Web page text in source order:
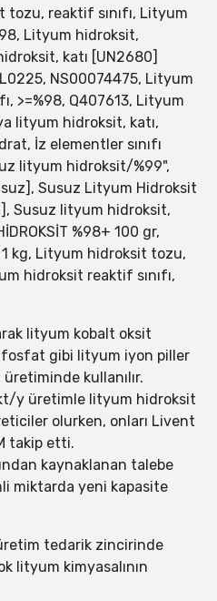
reaktif sınıfı, Lityum
Lityum hidroksit,
katı [UN2680]
L0225, NS00074475, Lityum
>=%98, Q407613, Lityum
lityum hidroksit, katı,
İz elementler sınıfı
lityum hidroksit/%99",
Susuz Lityum Hidroksit
Susuz lityum hidroksit,
%98+ 100 gr,
1 kg, Lityum hidroksit tozu,
hidroksit reaktif sınıfı,
lityum kobalt oksit
gibi lityum iyon piller
kullanılır.
kt/y üretimle lityum hidroksit
olurken, onları Livent
takip etti.
kaynaklanan talebe
miktarda yeni kapasite
tedarik zincirinde
lityum kimyasalının